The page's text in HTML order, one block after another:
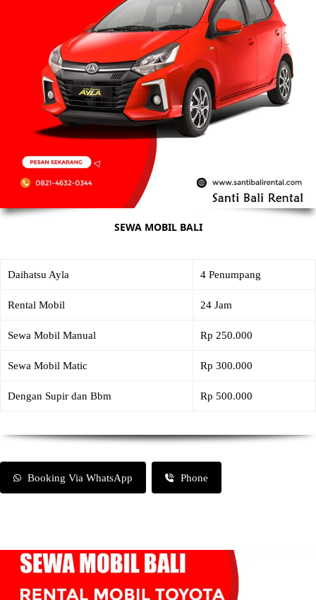
SEWA MOBIL BALI
Daihatsu Ayla 4 Penumpang
Rental Mobil 24 Jam
Sewa Mobil Manual Rp 250.000
Sewa Mobil Matic Rp 300.000
Dengan Supir dan Bbm Rp 500.000
Booking Via WhatsApp Phone